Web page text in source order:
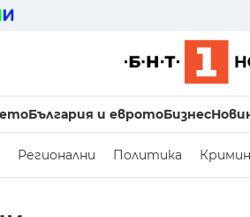
България и евротоБизнес
Регионални Политика